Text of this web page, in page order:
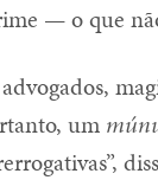
— o que
um